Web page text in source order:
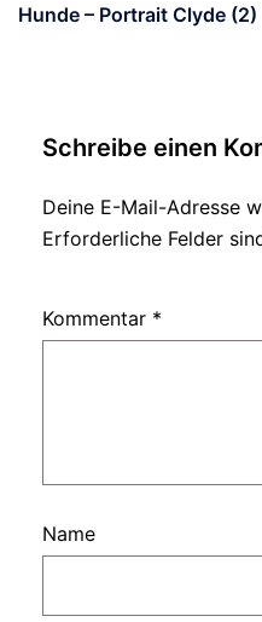
Hunde – Portrait Clyde (2)
Schreibe einen
Deine E-Mail-Adresse
Erforderliche Felder
Kommentar *
Name